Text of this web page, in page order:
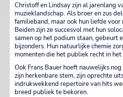
Christoff en Lindsay zijn al jarenlang
muzieklandschap. Als broer en zus
familieband, maar ook hun liefde voor
Beiden zijn ze succesvol met hun
samen op het podium staan, gebeurt
bijzonders. Hun natuurlijke chemie
momenten die het publiek recht in
Ook Frans Bauer hoeft nauwelijks
zijn herkenbare stem, zijn oprechte
indrukwekkend repertoire van hits
breed publiek te bekoren.